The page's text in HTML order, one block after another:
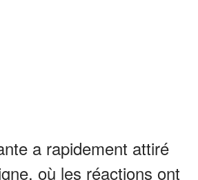
a rapidement attiré
où les réactions ont